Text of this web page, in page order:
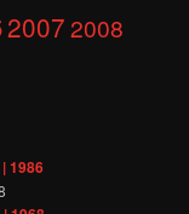
20072008
1986